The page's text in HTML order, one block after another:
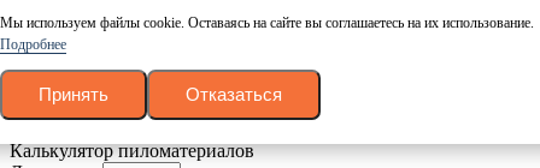
Номер телефона
Даю согласие на обработку персональных данных в
соответствие с
Заказать звонок
Калькулятор пиломатериалов
Мы используем файлы cookie. Оставаясь на сайте вы соглашаетесь на их использование.
Подробнее
Принять Отказаться